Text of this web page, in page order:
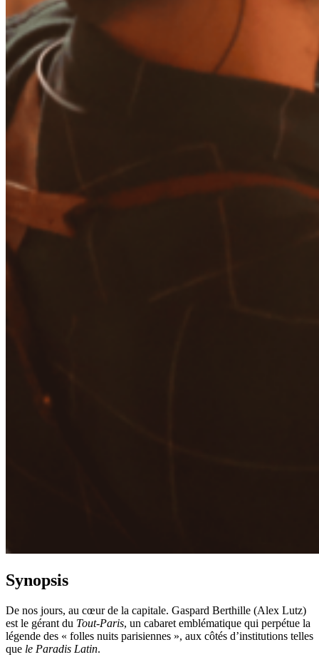
Synopsis
De nos jours, au cœur de la capitale. Gaspard Berthille (Alex Lutz)
est le gérant du Tout-Paris, un cabaret emblématique qui perpétue la
légende des « folles nuits parisiennes », aux côtés d’institutions telles
que le Paradis Latin.